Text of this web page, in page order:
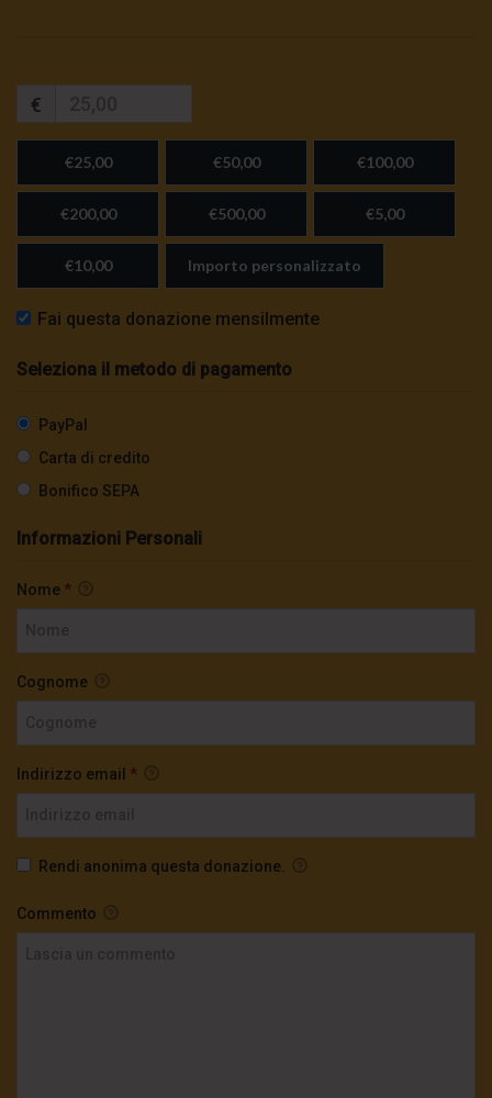
€
€25,00 €50,00 €100,00
€200,00 €500,00 €5,00
€10,00 Importo personalizzato
Fai questa donazione mensilmente
Seleziona il metodo di pagamento
PayPal
Carta di credito
Bonifico SEPA
Informazioni Personali
Nome *
Cognome
Indirizzo email *
Rendi anonima questa donazione.
Commento